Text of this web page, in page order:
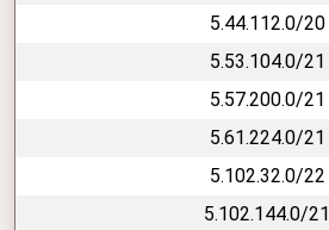
5.44.112.0/20
5.53.104.0/21
5.57.200.0/21
5.61.224.0/21
5.102.32.0/22
5.102.144.0/21